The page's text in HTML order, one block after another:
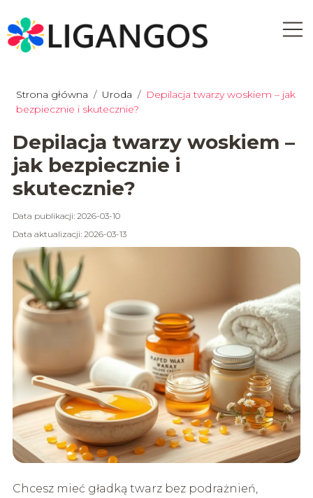
Strona główna / Uroda / Depilacja twarzy woskiem – jak
bezpiecznie i skutecznie?
Depilacja twarzy woskiem –
jak bezpiecznie i
skutecznie?
Data publikacji: 2026-03-10
Data aktualizacji: 2026-03-13
Chcesz mieć gładką twarz bez podrażnień,